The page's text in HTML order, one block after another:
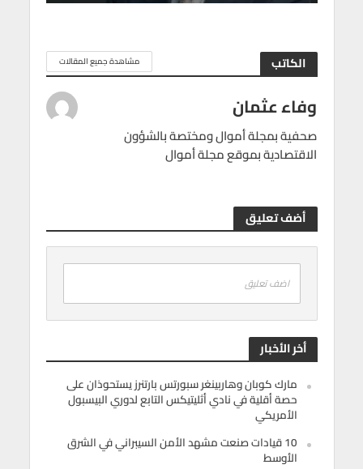
الكاتب مشاهدة جميع المقالات
وفاء عثمان
صحفية بمجلة أموال ومختصة بالشؤون
الاقتصادية بموقع مجلة أموال
أضف تعليق
اضف تعليق
أخر الأخبار
مارك كوبان وهاربينغر سبورتس بارتنرز يستحوذان على
حصة أقلية في نادي أثليتيكس التابع لدوري البيسبول
الأمريكي
10 قيادات صنعت مشهد الأمن السيبراني في الشرق
الأوسط